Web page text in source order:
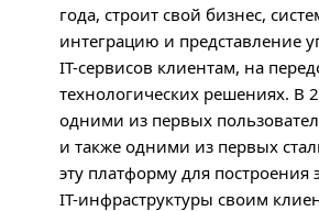
года, строит свой бизнес,
интеграцию и представление
IT-сервисов клиентам, на
технологических решениях. В
одними из первых
и также одними из первых
эту платформу для построения
IT-инфраструктуры своим